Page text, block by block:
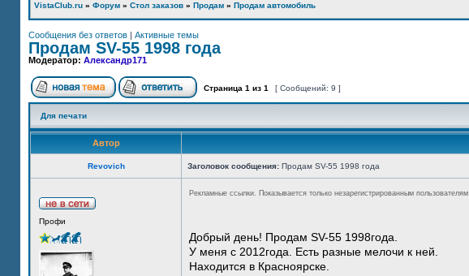
VistaClub.ru » Форум » Стол заказов » Продам » Продам автомобиль
Сообщения без ответов | Активные темы
Продам SV-55 1998 года
Модератор: Александр171
Страница 1 из 1 [ Сообщений: 9 ]
Для печати
Автор
Revovich Заголовок сообщения: Продам SV-55 1998 года
Профи
Рекламные ссылки. Показывается только незарегистрированным пользователям
Добрый день! Продам SV-55 1998года.
У меня с 2012года. Есть разные мелочи к ней.
Находится в Красноярске.